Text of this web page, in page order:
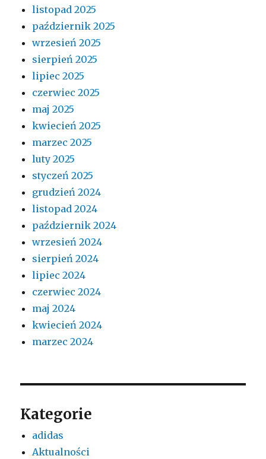
listopad 2025
październik 2025
wrzesień 2025
sierpień 2025
lipiec 2025
czerwiec 2025
maj 2025
kwiecień 2025
marzec 2025
luty 2025
styczeń 2025
grudzień 2024
listopad 2024
październik 2024
wrzesień 2024
sierpień 2024
lipiec 2024
czerwiec 2024
maj 2024
kwiecień 2024
marzec 2024
Kategorie
adidas
Aktualności